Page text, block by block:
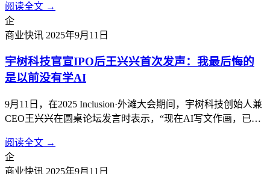
期为盾安环境智能制造总部基地项目，第二期为盾安环境新能
源汽车热管理总部基地项目。计划建设盾安环境制冷核心零部
件及新能源汽车热管理核心...
阅读全文 →
企
商业快讯 2025年9月11日
宇树科技官宣IPO后王兴兴首次发声：我最后悔的
是以前没有学AI
9月11日，在2025 Inclusion·外滩大会期间，宇树科技创始人兼
CEO王兴兴在圆桌论坛发言时表示，“现在AI写文作画，已经
漠。”这是宇树科技宣布IPO计划后，他首次公开现身，畅谈
大模型时代机器人产业发展的机遇与挑战。王兴兴及他所创
阅读全文 →
企
商业快讯 2025年9月11日